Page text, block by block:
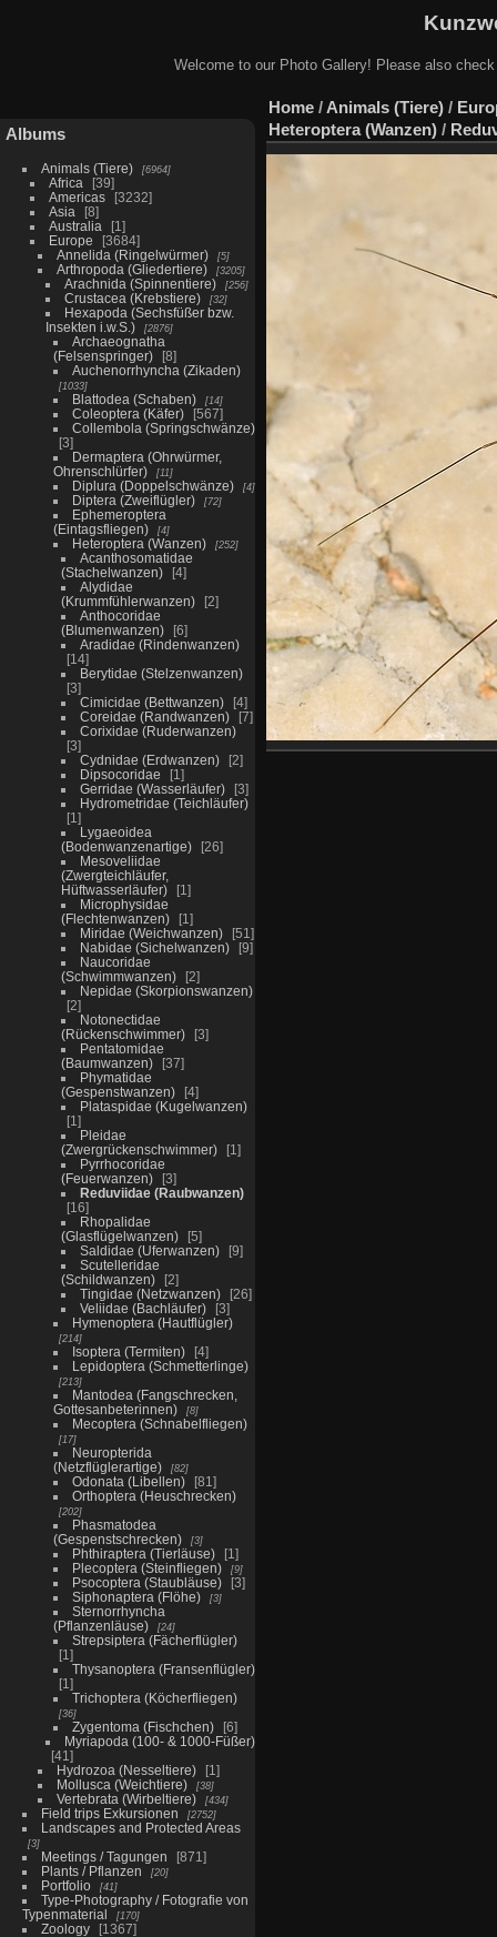
Welcome to our Photo Gallery! Please also
Albums
Animals (Tiere) 6964
Africa
39
Americas
3232
Asia
8
Australia
1
Europe
3684
Annelida (Ringelwürmer)
5
Arthropoda (Gliedertiere) 3205
Arachnida (Spinnentiere) 256
Crustacea (Krebstiere) 32
Hexapoda (Sechsfüßer bzw.
Insekten i.w.S.)
2876
Archaeognatha
(Felsenspringer)
8
Auchenorrhyncha (Zikaden)
1033
Blattodea (Schaben) 14
Coleoptera (Käfer)
567
Collembola (Springschwänze)
3
Dermaptera (Ohrwürmer,
Ohrenschlürfer)
11
Diplura (Doppelschwänze) 4
Diptera (Zweiflügler) 72
Ephemeroptera
(Eintagsfliegen)
4
Heteroptera (Wanzen) 252
Acanthosomatidae
(Stachelwanzen)
4
Alydidae
(Krummfühlerwanzen)
2
Anthocoridae
(Blumenwanzen)
6
Aradidae (Rindenwanzen)
14
Berytidae (Stelzenwanzen)
3
Cimicidae (Bettwanzen)
4
Coreidae (Randwanzen)
7
Corixidae (Ruderwanzen)
3
Cydnidae (Erdwanzen)
2
Dipsocoridae
1
Gerridae (Wasserläufer)
3
Hydrometridae (Teichläufer)
1
Lygaeoidea
(Bodenwanzenartige)
26
Mesoveliidae
(Zwergteichläufer,
Hüftwasserläufer)
1
Microphysidae
(Flechtenwanzen)
1
Miridae (Weichwanzen)
51
Nabidae (Sichelwanzen)
9
Naucoridae
(Schwimmwanzen)
2
Nepidae (Skorpionswanzen)
2
Notonectidae
(Rückenschwimmer)
3
Pentatomidae
(Baumwanzen)
37
Phymatidae
(Gespenstwanzen)
4
Plataspidae (Kugelwanzen)
1
Pleidae
(Zwergrückenschwimmer)
1
Pyrrhocoridae
(Feuerwanzen)
3
Reduviidae (Raubwanzen)
16
Rhopalidae
(Glasflügelwanzen)
5
Saldidae (Uferwanzen)
9
Scutelleridae
(Schildwanzen)
2
Tingidae (Netzwanzen)
26
Veliidae (Bachläufer)
3
Hymenoptera (Hautflügler)
214
Isoptera (Termiten)
4
Lepidoptera (Schmetterlinge)
213
Mantodea (Fangschrecken,
Gottesanbeterinnen)
8
Mecoptera (Schnabelfliegen)
17
Neuropterida
(Netzflüglerartige)
82
Odonata (Libellen)
81
Orthoptera (Heuschrecken)
202
Phasmatodea
(Gespenstschrecken)
3
Phthiraptera (Tierläuse)
1
Plecoptera (Steinfliegen)
9
Psocoptera (Staubläuse)
3
Siphonaptera (Flöhe)
3
Sternorrhyncha
(Pflanzenläuse)
24
Strepsiptera (Fächerflügler)
1
Thysanoptera (Fransenflügler)
1
Trichoptera (Köcherfliegen)
36
Zygentoma (Fischchen)
6
Myriapoda (100- & 1000-Füßer)
41
Hydrozoa (Nesseltiere)
1
Mollusca (Weichtiere)
38
Vertebrata (Wirbeltiere) 434
Field trips Exkursionen 2752
Landscapes and Protected Areas
3
Meetings / Tagungen
871
Plants / Pflanzen
20
Portfolio 41
Type-Photography / Fotografie von
Typenmaterial
170
Zoology
1367
Home / Animals (Tiere) /
Heteroptera (Wanzen) /